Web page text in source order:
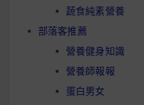
蔬食純素營養
部落客推薦
營養健身知識
營養師報報
蛋白男女